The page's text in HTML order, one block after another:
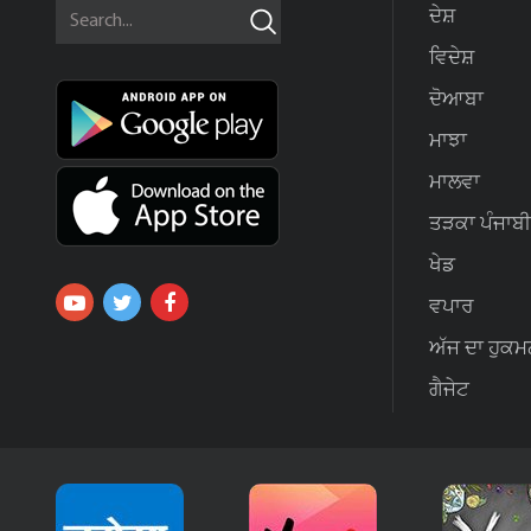
ਦੇਸ਼
ਵਿਦੇਸ਼
ਦੋਆਬਾ
ਮਾਝਾ
ਮਾਲਵਾ
ਤੜਕਾ ਪੰਜਾਬੀ
ਖੇਡ
ਵਪਾਰ
ਅੱਜ ਦਾ
ਗੈਜੇਟ